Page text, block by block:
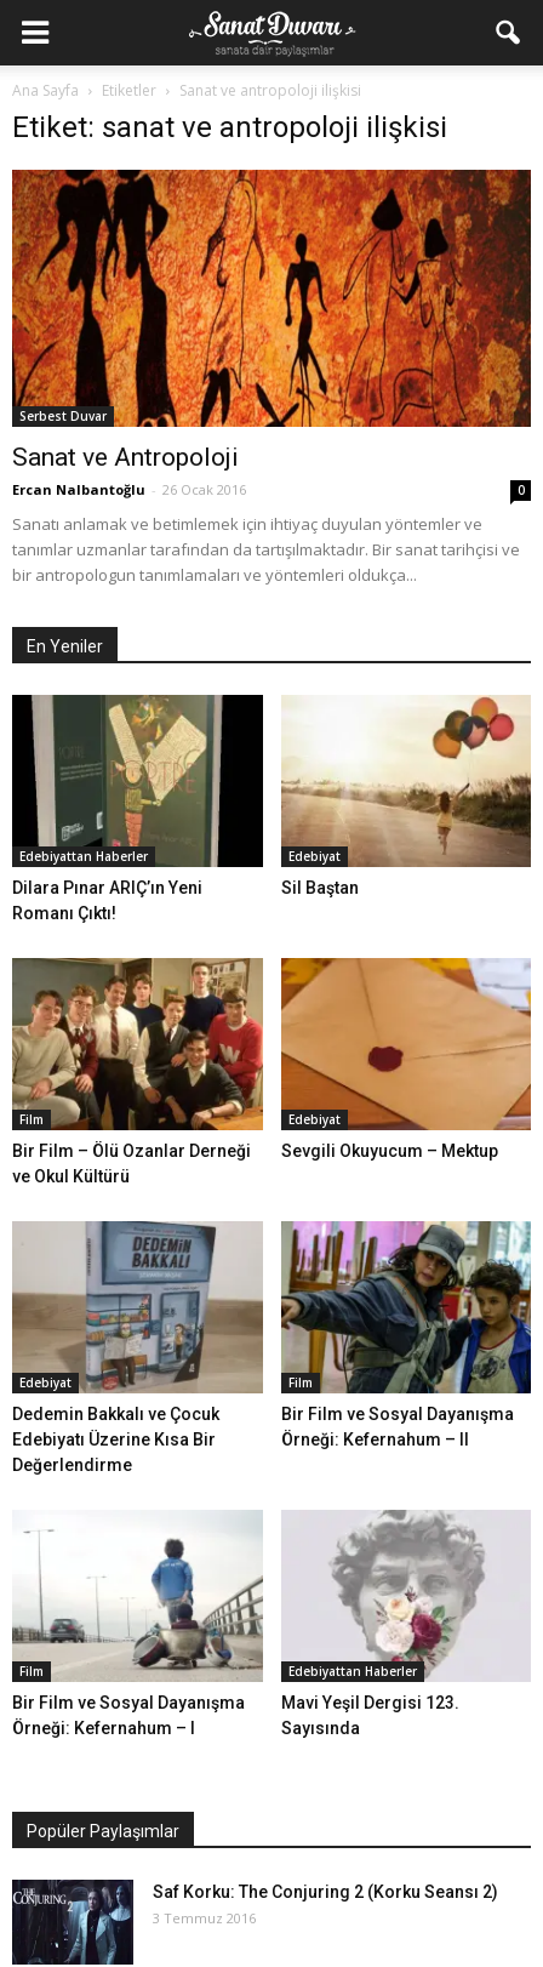
Ana Sayfa Etiketler Sanat ve antropoloji ilişkisi
Etiket: sanat ve antropoloji ilişkisi
Serbest Duvar
Sanat ve Antropoloji
Ercan Nalbantoğlu - 26 Ocak 2016 0
Sanatı anlamak ve betimlemek için ihtiyaç duyulan yöntemler ve
tanımlar uzmanlar tarafından da tartışılmaktadır. Bir sanat tarihçisi ve
bir antropologun tanımlamaları ve yöntemleri oldukça...
En Yeniler
Edebiyattan Haberler
Dilara Pınar ARIÇ’ın Yeni
Romanı Çıktı!
Edebiyat
Sil Baştan
Film
Bir Film – Ölü Ozanlar Derneği
ve Okul Kültürü
Edebiyat
Sevgili Okuyucum – Mektup
Edebiyat
Dedemin Bakkalı ve Çocuk
Edebiyatı Üzerine Kısa Bir
Değerlendirme
Film
Bir Film ve Sosyal Dayanışma
Örneği: Kefernahum – II
Film
Bir Film ve Sosyal Dayanışma
Örneği: Kefernahum – I
Edebiyattan Haberler
Mavi Yeşil Dergisi 123.
Sayısında
Popüler Paylaşımlar
Saf Korku: The Conjuring 2 (Korku Seansı 2)
3 Temmuz 2016